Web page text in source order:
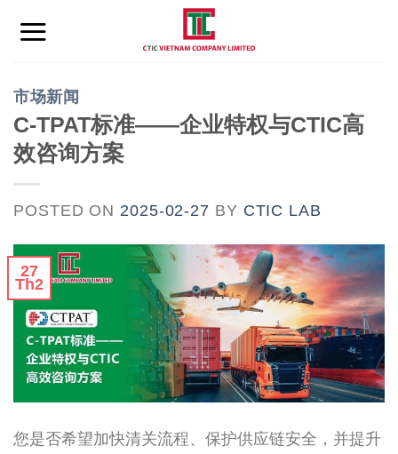
市场新闻
C-TPAT标准——企业特权与CTIC高
效咨询方案
POSTED ON 2025-02-27 BY CTIC LAB
27
Th2
您是否希望加快清关流程、保护供应链安全，并提升